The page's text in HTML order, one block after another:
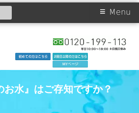
Menu
検
索:
お水』はご存知ですか？